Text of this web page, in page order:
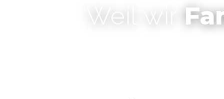
Weil wir